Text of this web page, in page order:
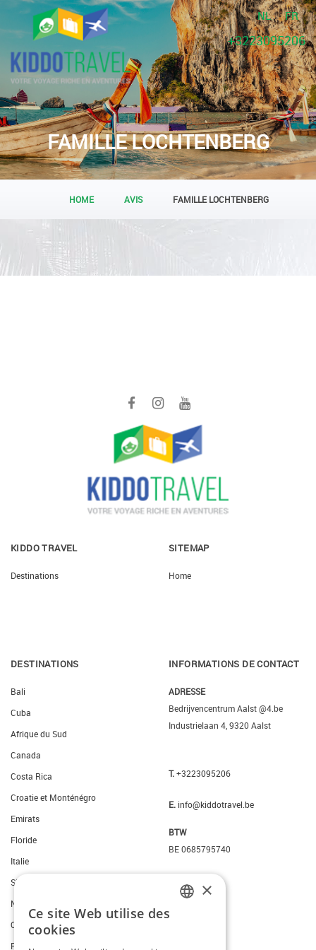
NL FR
+3223095206
FAMILLE LOCHTENBERG
HOME AVIS FAMILLE LOCHTENBERG
KIDDO TRAVEL
Destinations
SITEMAP
Home
DESTINATIONS
Bali
Cuba
Afrique du Sud
Canada
Costa Rica
Croatie et Monténégro
Emirats
Floride
Italie
Slovenie
New York
Ouest des Etats-Unis
Portugal
INFORMATIONS DE CONTACT
ADRESSE
Bedrijvencentrum Aalst @4.be
Industrielaan 4, 9320 Aalst
T.+3223095206
E. info@kiddotravel.be
BTW
BE 0685795740
×
Ce site Web utilise des
cookies